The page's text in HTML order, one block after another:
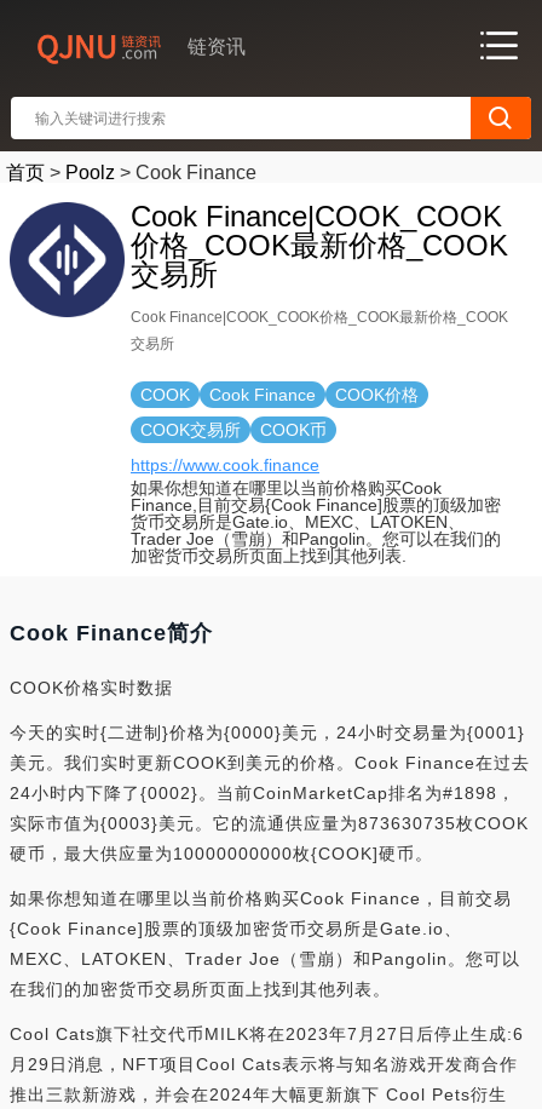
链资讯
首页 > Poolz > Cook Finance
Cook Finance|COOK_COOK
价格_COOK最新价格_COOK
交易所
Cook Finance|COOK_COOK价格_COOK最新价格_COOK
交易所
COOK Cook Finance
COOK价格
COOK交易所
COOK币
https://www.cook.finance
如果你想知道在哪里以当前价格购买Cook
Finance,目前交易{Cook Finance]股票的顶级加密
货币交易所是Gate.io、MEXC、LATOKEN、
Trader Joe（雪崩）和Pangolin。您可以在我们的
加密货币交易所页面上找到其他列表.
Cook Finance简介
COOK价格实时数据
今天的实时{二进制}价格为{0000}美元，24小时交易量为{0001}
美元。我们实时更新COOK到美元的价格。Cook Finance在过去
24小时内下降了{0002}。当前CoinMarketCap排名为#1898，
实际市值为{0003}美元。它的流通供应量为873630735枚COOK
硬币，最大供应量为10000000000枚{COOK]硬币。
如果你想知道在哪里以当前价格购买Cook Finance，目前交易
{Cook Finance]股票的顶级加密货币交易所是Gate.io、
MEXC、LATOKEN、Trader Joe（雪崩）和Pangolin。您可以
在我们的加密货币交易所页面上找到其他列表。
Cool Cats旗下社交代币MILK将在2023年7月27日后停止生成:6
月29日消息，NFT项目Cool Cats表示将与知名游戏开发商合作
推出三款新游戏，并会在2024年大幅更新旗下 Cool Pets衍生